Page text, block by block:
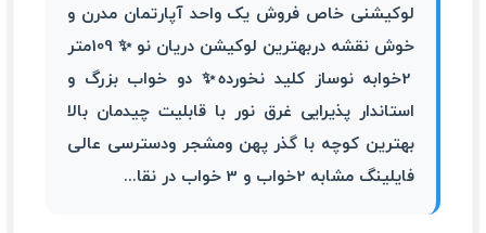
لوکیشنی خاص فروش یک واحد آپارتمان مدرن و
خوش نقشه دربهترین لوکیشن دریان نو ✨️ 109متر
2خوابه نوساز کلید نخورده✨️ دو خواب بزرگ و
استاندار پذیرایی غرق نور با قابلیت چیدمان بالا
بهترین کوچه با گذر پهن ومشجر ودسترسی عالی
فایلینگ مشابه 2خواب و 3 خواب در نقا...